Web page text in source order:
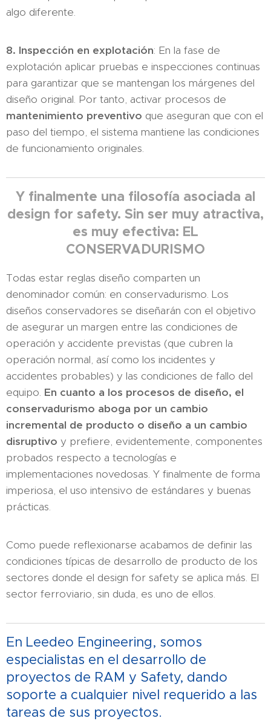
algo diferente.
8. Inspección en explotación: En la fase de
explotación aplicar pruebas e inspecciones continuas
para garantizar que se mantengan los márgenes del
diseño original. Por tanto, activar procesos de
mantenimiento preventivo que aseguran que con el
paso del tiempo, el sistema mantiene las condiciones
de funcionamiento originales.
Y finalmente una filosofía asociada al
design for safety. Sin ser muy atractiva,
es muy efectiva: EL
CONSERVADURISMO
Todas estar reglas diseño comparten un
denominador común: en conservadurismo. Los
diseños conservadores se diseñarán con el objetivo
de asegurar un margen entre las condiciones de
operación y accidente previstas (que cubren la
operación normal, así como los incidentes y
accidentes probables) y las condiciones de fallo del
equipo. En cuanto a los procesos de diseño, el
conservadurismo aboga por un cambio
incremental de producto o diseño a un cambio
disruptivo y prefiere, evidentemente, componentes
probados respecto a tecnologías e
implementaciones novedosas. Y finalmente de forma
imperiosa, el uso intensivo de estándares y buenas
prácticas.
Como puede reflexionarse acabamos de definir las
condiciones típicas de desarrollo de producto de los
sectores donde el design for safety se aplica más. El
sector ferroviario, sin duda, es uno de ellos.
En Leedeo Engineering, somos
especialistas en el desarrollo de
proyectos de RAM y Safety, dando
soporte a cualquier nivel requerido a las
tareas de sus proyectos.